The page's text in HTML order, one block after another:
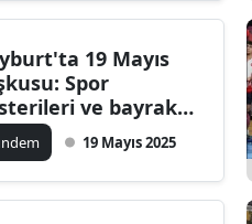
19 Mayıs
Spor
ve bayrak
dolu bir
19 Mayıs 2025